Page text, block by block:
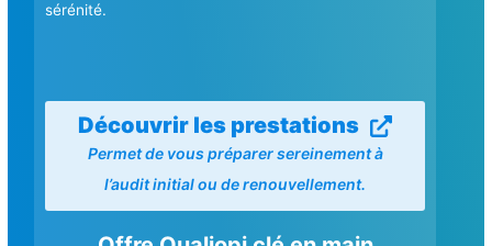
sérénité.
Découvrir les prestations
Permet de vous préparer sereinement à
l’audit initial ou de renouvellement.